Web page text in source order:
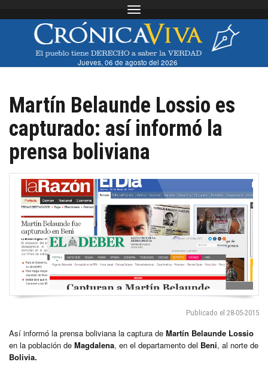
Toggle navigation
Jueves, 06 de agosto del 2026
Martín Belaunde Lossio es
capturado: así informó la
prensa boliviana
Publicado el 28-05-2015
Así informó la prensa boliviana la captura de Martín Belaunde Lossio
en la población de Magdalena, en el departamento del Beni, al norte de
Bolivia.